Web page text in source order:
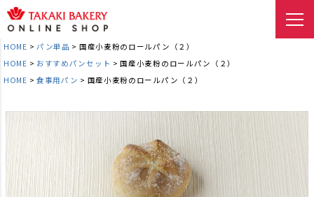
HOME パン単品
国産小麦粉のロールパン（２）
HOME
おすすめパンセット
国産小麦粉のロールパン（２）
HOME
食事用パン 国産小麦粉のロールパン（２）